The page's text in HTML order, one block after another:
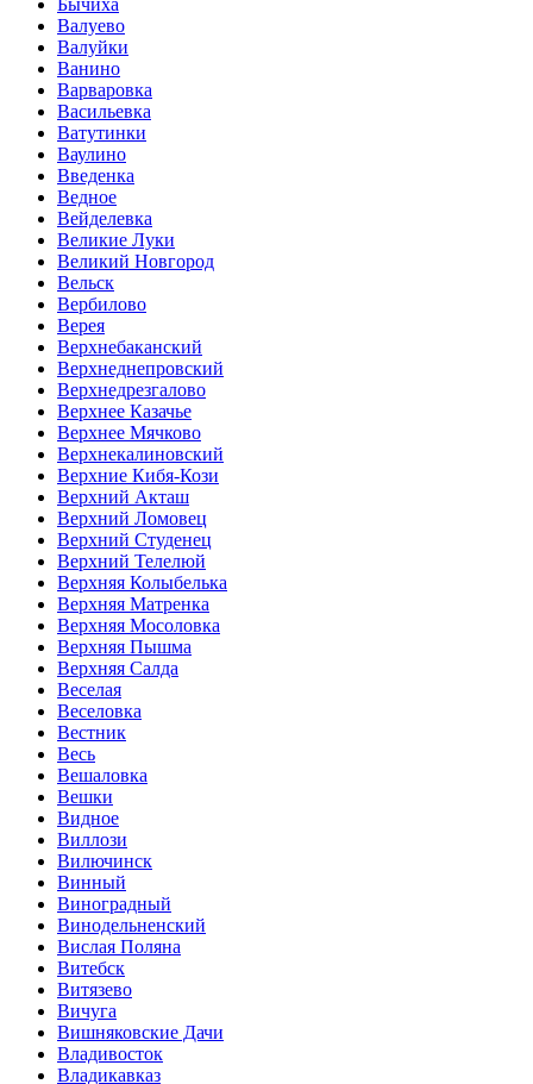
Валуево
Валуйки
Ванино
Варваровка
Васильевка
Ватутинки
Ваулино
Введенка
Ведное
Вейделевка
Великие Луки
Великий Новгород
Вельск
Вербилово
Верея
Верхнебаканский
Верхнеднепровский
Верхнедрезгалово
Верхнее Казачье
Верхнее Мячково
Верхнекалиновский
Верхние Кибя-Кози
Верхний Акташ
Верхний Ломовец
Верхний Студенец
Верхний Телелюй
Верхняя Колыбелька
Верхняя Матренка
Верхняя Мосоловка
Верхняя Пышма
Верхняя Салда
Веселая
Веселовка
Вестник
Весь
Вешаловка
Вешки
Видное
Виллози
Вилючинск
Винный
Виноградный
Винодельненский
Вислая Поляна
Витебск
Витязево
Вичуга
Вишняковские Дачи
Владивосток
Владикавказ